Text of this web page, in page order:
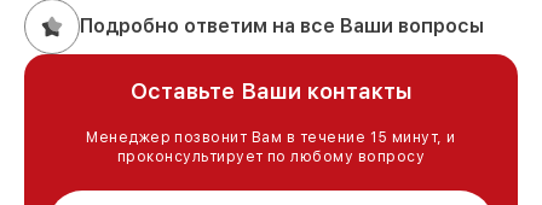
Подробно ответим на все Ваши вопросы
Оставьте Ваши контакты
Менеджер позвонит Вам в течение 15 минут, и
проконсультирует по любому вопросу